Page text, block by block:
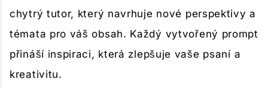
chytrý tutor, který navrhuje nové perspektivy a
témata pro váš obsah. Každý vytvořený prompt
přináší inspiraci, která zlepšuje vaše psaní a
kreativitu.